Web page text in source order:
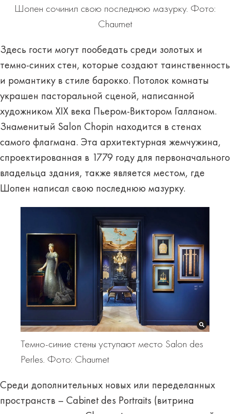
Шопен сочинил свою последнюю мазурку. Фото:
Chaumet
Здесь гости могут пообедать среди золотых и
темно-синих стен, которые создают таинственность
и романтику в стиле барокко. Потолок комнаты
украшен пасторальной сценой, написанной
художником XIX века Пьером-Виктором Галланом.
Знаменитый Salon Chopin находится в стенах
самого флагмана. Эта архитектурная жемчужина,
спроектированная в 1779 году для первоначального
владельца здания, также является местом, где
Шопен написал свою последнюю мазурку.
Темно-синие стены уступают место Salon des
Perles. Фото: Chaumet
Среди дополнительных новых или переделанных
пространств – Cabinet des Portraits (витрина